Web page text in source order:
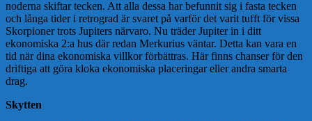
noderna skiftar tecken. Att alla dessa har befunnit sig i fasta tecken
och långa tider i retrograd är svaret på varför det varit tufft för vissa
Skorpioner trots Jupiters närvaro. Nu träder Jupiter in i ditt
ekonomiska 2:a hus där redan Merkurius väntar. Detta kan vara en
tid när dina ekonomiska villkor förbättras. Här finns chanser för den
driftiga att göra kloka ekonomiska placeringar eller andra smarta
drag.
Skytten